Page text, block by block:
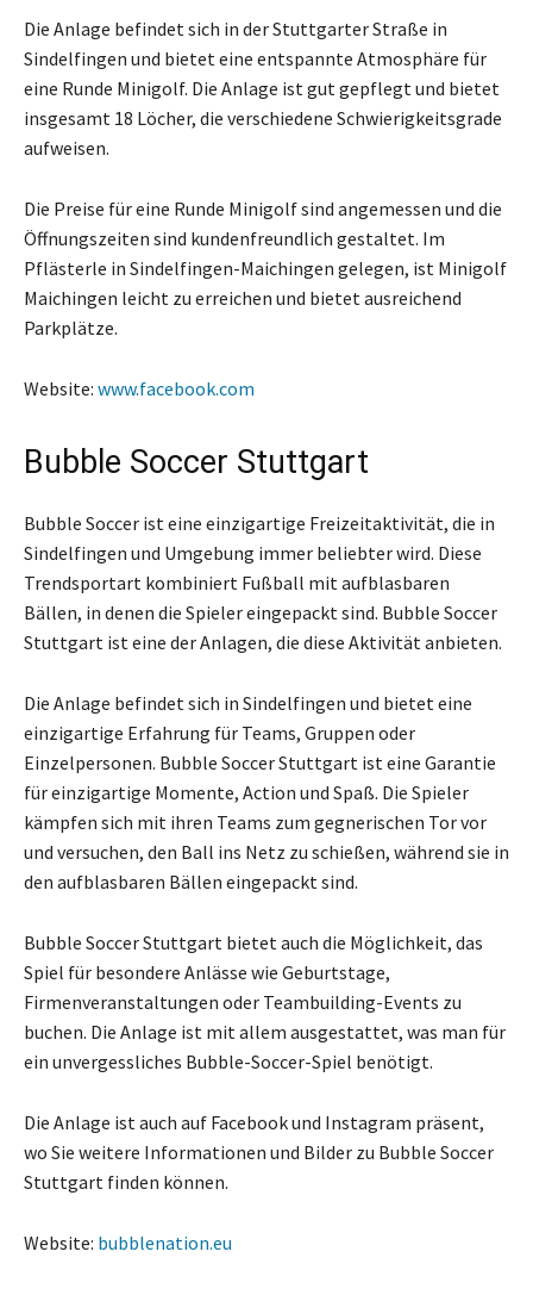
Die Anlage befindet sich in der Stuttgarter Straße in
Sindelfingen und bietet eine entspannte Atmosphäre für
eine Runde Minigolf. Die Anlage ist gut gepflegt und bietet
insgesamt 18 Löcher, die verschiedene Schwierigkeitsgrade
aufweisen.
Die Preise für eine Runde Minigolf sind angemessen und die
Öffnungszeiten sind kundenfreundlich gestaltet. Im
Pflästerle in Sindelfingen-Maichingen gelegen, ist Minigolf
Maichingen leicht zu erreichen und bietet ausreichend
Parkplätze.
Website: www.facebook.com
Bubble Soccer Stuttgart
Bubble Soccer ist eine einzigartige Freizeitaktivität, die in
Sindelfingen und Umgebung immer beliebter wird. Diese
Trendsportart kombiniert Fußball mit aufblasbaren
Bällen, in denen die Spieler eingepackt sind. Bubble Soccer
Stuttgart ist eine der Anlagen, die diese Aktivität anbieten.
Die Anlage befindet sich in Sindelfingen und bietet eine
einzigartige Erfahrung für Teams, Gruppen oder
Einzelpersonen. Bubble Soccer Stuttgart ist eine Garantie
für einzigartige Momente, Action und Spaß. Die Spieler
kämpfen sich mit ihren Teams zum gegnerischen Tor vor
und versuchen, den Ball ins Netz zu schießen, während sie in
den aufblasbaren Bällen eingepackt sind.
Bubble Soccer Stuttgart bietet auch die Möglichkeit, das
Spiel für besondere Anlässe wie Geburtstage,
Firmenveranstaltungen oder Teambuilding-Events zu
buchen. Die Anlage ist mit allem ausgestattet, was man für
ein unvergessliches Bubble-Soccer-Spiel benötigt.
Die Anlage ist auch auf Facebook und Instagram präsent,
wo Sie weitere Informationen und Bilder zu Bubble Soccer
Stuttgart finden können.
Website: bubblenation.eu